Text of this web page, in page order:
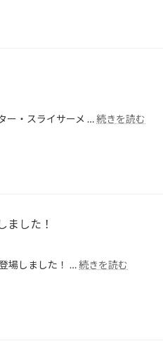
ー・スライサーメ …続きを読む
ました！
場しました！ …続きを読む